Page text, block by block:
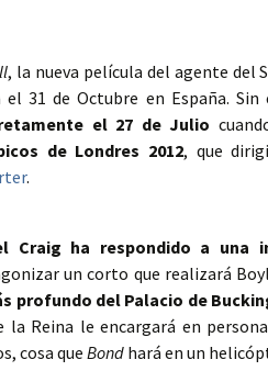
, la nueva película del agente del
el 31 de Octubre en España. Sin
el 27 de Julio
de Londres 2012, que
.
Craig ha respondido a una
un corto que realizará
profundo del Palacio de
la Reina le encargará en
cosa queBond hará en un